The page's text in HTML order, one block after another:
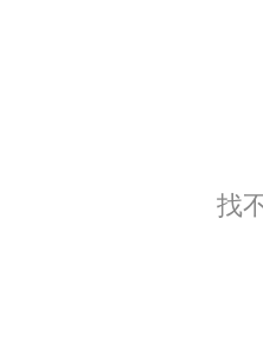
找